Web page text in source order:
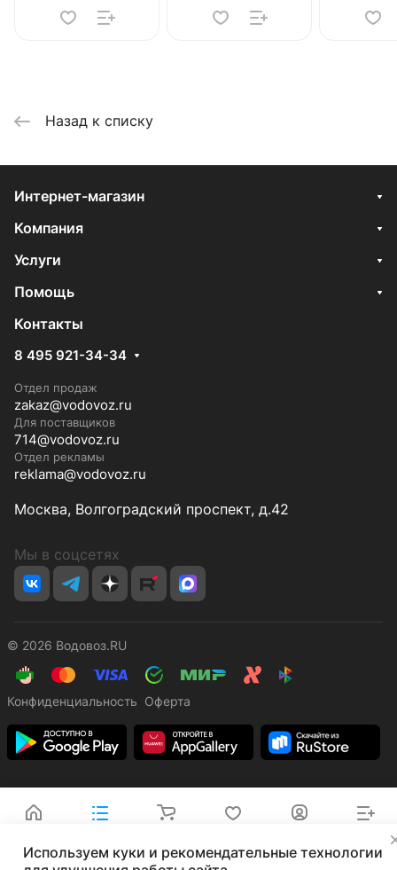
Назад к списку
Интернет-магазин
Компания
Услуги
Помощь
Контакты
8 495 921-34-34
Отдел продаж
zakaz@vodovoz.ru
Для поставщиков
714@vodovoz.ru
Отдел рекламы
reklama@vodovoz.ru
Москва, Волгоградский проспект, д.42
Мы в соцсетях
© 2026 Водовоз.RU
Конфиденциальность Оферта
Используем куки и рекомендательные технологии